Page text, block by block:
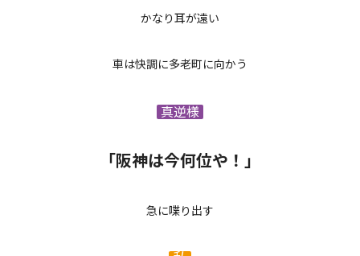
かなり耳が遠い
車は快調に多老町に向かう
真逆様
「阪神は今何位や！」
急に喋り出す